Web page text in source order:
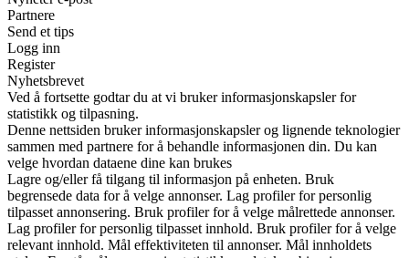
Partnere
Send et tips
Logg inn
Register
Nyhetsbrevet
Ved å fortsette godtar du at vi bruker informasjonskapsler for
statistikk og tilpasning.
Denne nettsiden bruker informasjonskapsler og lignende teknologier
sammen med partnere for å behandle informasjonen din. Du kan
velge hvordan dataene dine kan brukes
Lagre og/eller få tilgang til informasjon på enheten. Bruk
begrensede data for å velge annonser. Lag profiler for personlig
tilpasset annonsering. Bruk profiler for å velge målrettede annonser.
Lag profiler for personlig tilpasset innhold. Bruk profiler for å velge
relevant innhold. Mål effektiviteten til annonser. Mål innholdets